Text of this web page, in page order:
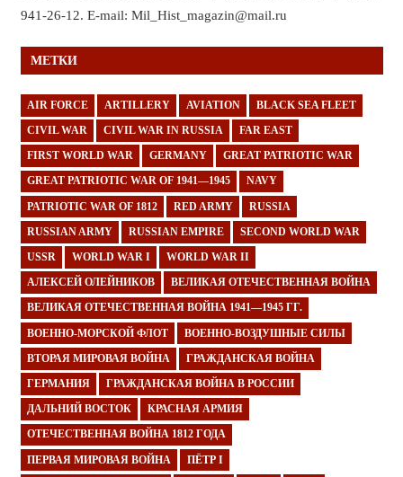
941-26-12. E-mail: Mil_Hist_magazin@mail.ru
МЕТКИ
AIR FORCE ARTILLERY AVIATION BLACK SEA FLEET
CIVIL WAR CIVIL WAR IN RUSSIA FAR EAST
FIRST WORLD WAR GERMANY GREAT PATRIOTIC WAR
GREAT PATRIOTIC WAR OF 1941—1945 NAVY
PATRIOTIC WAR OF 1812 RED ARMY RUSSIA
RUSSIAN ARMY RUSSIAN EMPIRE SECOND WORLD WAR
USSR WORLD WAR I WORLD WAR II
АЛЕКСЕЙ ОЛЕЙНИКОВ ВЕЛИКАЯ ОТЕЧЕСТВЕННАЯ ВОЙНА
ВЕЛИКАЯ ОТЕЧЕСТВЕННАЯ ВОЙНА 1941—1945 ГГ.
ВОЕННО-МОРСКОЙ ФЛОТ ВОЕННО-ВОЗДУШНЫЕ СИЛЫ
ВТОРАЯ МИРОВАЯ ВОЙНА ГРАЖДАНСКАЯ ВОЙНА
ГЕРМАНИЯ ГРАЖДАНСКАЯ ВОЙНА В РОССИИ
ДАЛЬНИЙ ВОСТОК КРАСНАЯ АРМИЯ
ОТЕЧЕСТВЕННАЯ ВОЙНА 1812 ГОДА
ПЕРВАЯ МИРОВАЯ ВОЙНА ПЁТР I